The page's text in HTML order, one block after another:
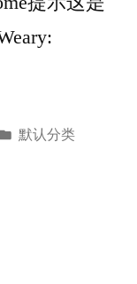
发
默认分类